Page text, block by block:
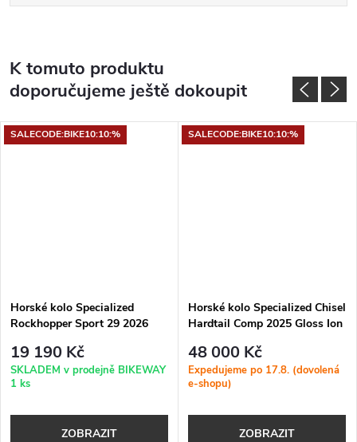
K tomuto produktu
doporučujeme ještě dokoupit
SALECODE:BIKE10:10:%
Horské kolo Specialized
Rockhopper Sport 29 2026
19 190 Kč
SKLADEM v prodejně BIKEWAY
1 ks
ZOBRAZIT
SALECODE:BIKE10:10:%
Horské kolo Specialized Chisel
Hardtail Comp 2025 Gloss Ion
48 000 Kč
Expedujeme po 17.8. (dovolená
e-shopu)
ZOBRAZIT